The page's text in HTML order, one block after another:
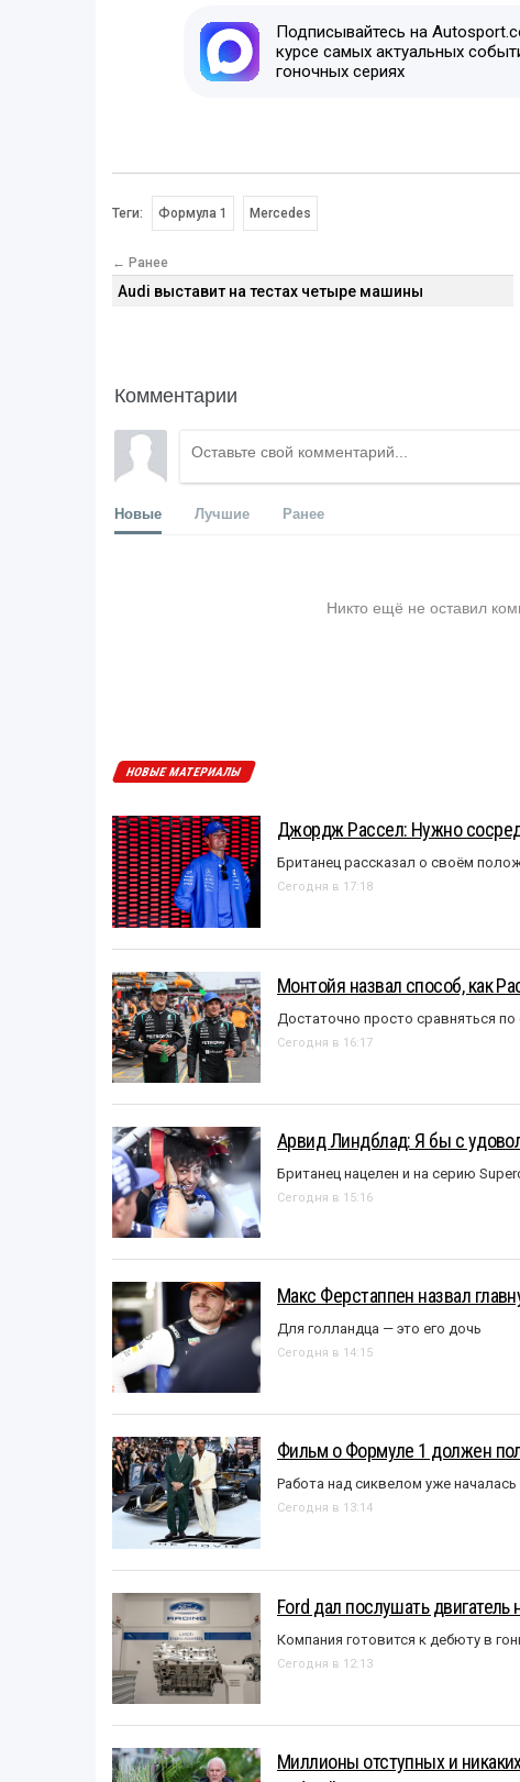
Подписывайтесь на
курсе самых актуальных
гоночных сериях
Теги: Формула 1 Mercedes
← Ранее
Audi выставит на тестах четыре машины
Комментарии
Новые Лучшие Ранее
Никто ещё не оставил
НОВЫЕ МАТЕРИАЛЫ
Джордж Рассел: Нужно
Британец рассказал о своём
Сегодня в 17:18
Монтойя назвал способ, как
Достаточно просто сравняться по
Сегодня в 16:17
Арвид Линдблад: Я бы с
Британец нацелен и на серию
Сегодня в 15:16
Макс Ферстаппен назвал
Для голландца — это его дочь
Сегодня в 14:15
Фильм о Формуле 1 должен
Работа над сиквелом уже началась
Сегодня в 13:14
Ford дал послушать двигатель
Компания готовится к дебюту в
Сегодня в 12:13
Миллионы отступных и